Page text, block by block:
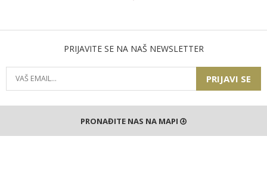
PRIJAVITE SE NA NAŠ NEWSLETTER
PRIJAVI SE
PRONAĐITE NAS NA MAPI